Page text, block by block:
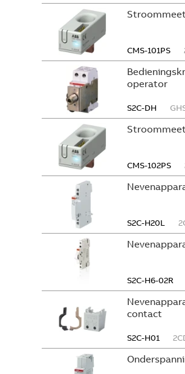
CMS-101PS
operator
S2C-DH
CMS-102PS
S2C-H20L
S2C-H6-02R
contact
S2C-H01